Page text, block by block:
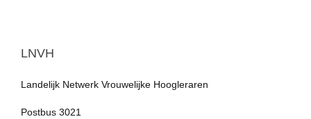
LNVH
Landelijk Netwerk Vrouwelijke Hoogleraren
Postbus 3021